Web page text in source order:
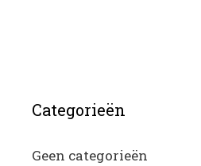
Categorieën
Geen categorieën